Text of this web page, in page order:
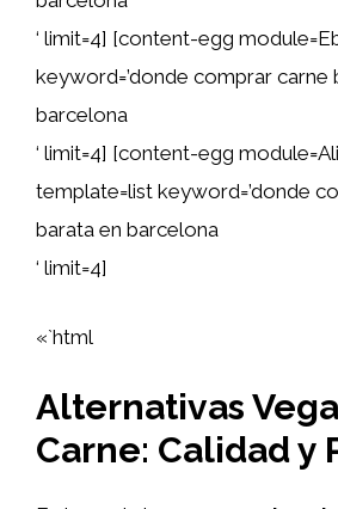
‘ limit=4] [content-egg
keyword=’donde comprar carne
barcelona
‘ limit=4] [content-egg
template=list keyword=’donde
barata en barcelona
‘ limit=4]
«`html
Alternativas
Carne: Calidad y